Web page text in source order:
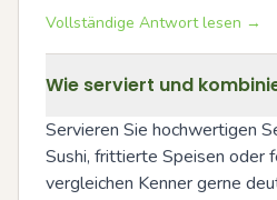
Vollständige Antwort lesen →
Wie serviert und
Servieren Sie hochwertigen
Sushi, frittierte Speisen oder
vergleichen Kenner gerne